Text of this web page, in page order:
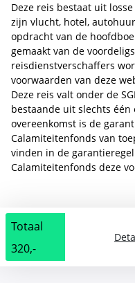
Deze reis bestaat uit
zijn vlucht, hotel,
opdracht van de
gemaakt van de
reisdienstverschaffers
voorwaarden van deze
Deze reis valt onder de
bestaande uit slechts
overeenkomst is de
Calamiteitenfonds van
vinden in de
Calamiteitenfonds deze
Totaal
320,-